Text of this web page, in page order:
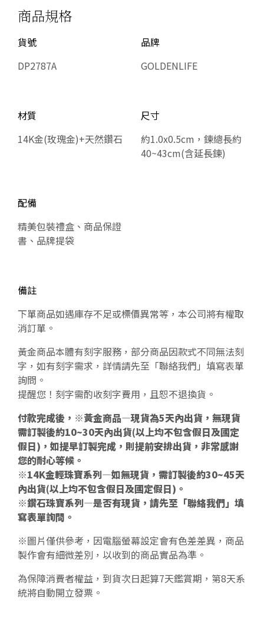
商品規格
貨號
DP2787A
品牌
GOLDENLIFE
材質
14K金(玫瑰金)+天然鑽石
尺寸
約1.0x0.5cm，鍊總長約
40~43cm(含延長鍊)
配備
精美包裝禮盒、商品保證
書、品牌提袋
備註
下單商品如遇庫存不足或標價異常等，本公司將有權取
消訂單。
黃金商品本體有刻字服務，部分商品因款式不同無法刻
字，如有刻字需求，詳情請先至「聯絡我們」填寫表單
詢問。
提醒您！刻字需酌收刻字費用，且恕不退換貨。
付款完成後，※黃金商品—現貨為5天內出貨，無現貨
需訂製後約10~30天內出貨(以上均不包含假日及國定
假日)，如提早訂製完成，則提前安排出貨，非常感謝
您的耐心等候。
※14K金輕珠寶系列—如無現貨，需訂製後約30~45天
內出貨(以上均不包含假日及國定假日)。
※鑽石珠寶系列—是否有現貨，請先至「聯絡我們」填
寫表單詢問。
※圖片僅供參考，因電腦螢幕設定會有色差差異，商品
製作會有細微差別，以收到的商品實品為準。
為保障消費者權益，到貨次日起算7天鑑賞期，第8天系
統將自動開立發票。